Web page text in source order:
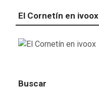
El Cornetín en ivoox
Buscar